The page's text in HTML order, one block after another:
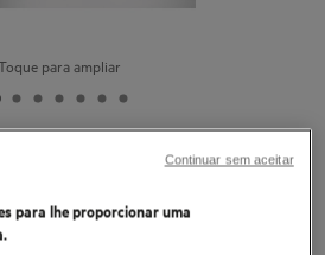
para ampliar
para lhe proporcionar uma
Continuar sem aceitar